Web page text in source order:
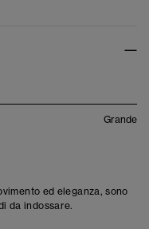
Grande
ed eleganza, sono
da indossare.